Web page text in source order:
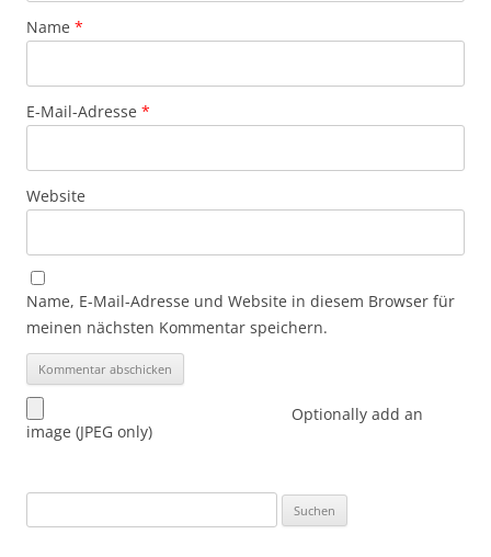
Name *
E-Mail-Adresse *
Website
Name, E-Mail-Adresse und Website in diesem Browser für
meinen nächsten Kommentar speichern.
Optionally add an
image (JPEG only)
nach: